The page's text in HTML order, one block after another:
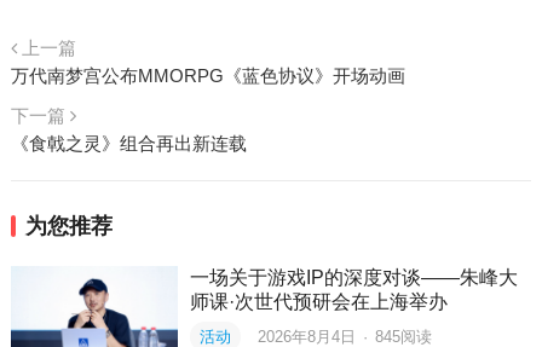
上一篇
万代南梦宫公布MMORPG《蓝色协议》开场动画
下一篇
《食戟之灵》组合再出新连载
为您推荐
一场关于游戏IP的深度对谈——朱峰大
师课·次世代预研会在上海举办
活动 2026年8月4日 · 845阅读